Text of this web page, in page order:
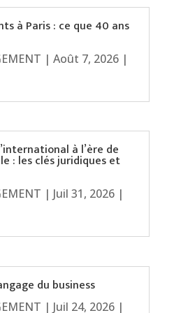
à Paris : ce que 40 ans
| Août 7, 2026|
à l’ère de
: les clés juridiques et
| Juil 31, 2026|
du business
| Juil 24, 2026|